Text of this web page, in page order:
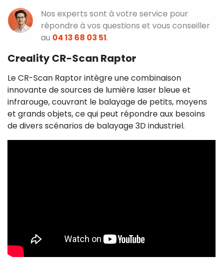
Nos experts sont à votre service pour
répondre à vos questions et vous conseiller
au 04 13 68 03 51.
Creality CR-Scan Raptor
Le CR-Scan Raptor intègre une combinaison
innovante de sources de lumière laser bleue et
infrarouge, couvrant le balayage de petits, moyens
et grands objets, ce qui peut répondre aux besoins
de divers scénarios de balayage 3D industriel.